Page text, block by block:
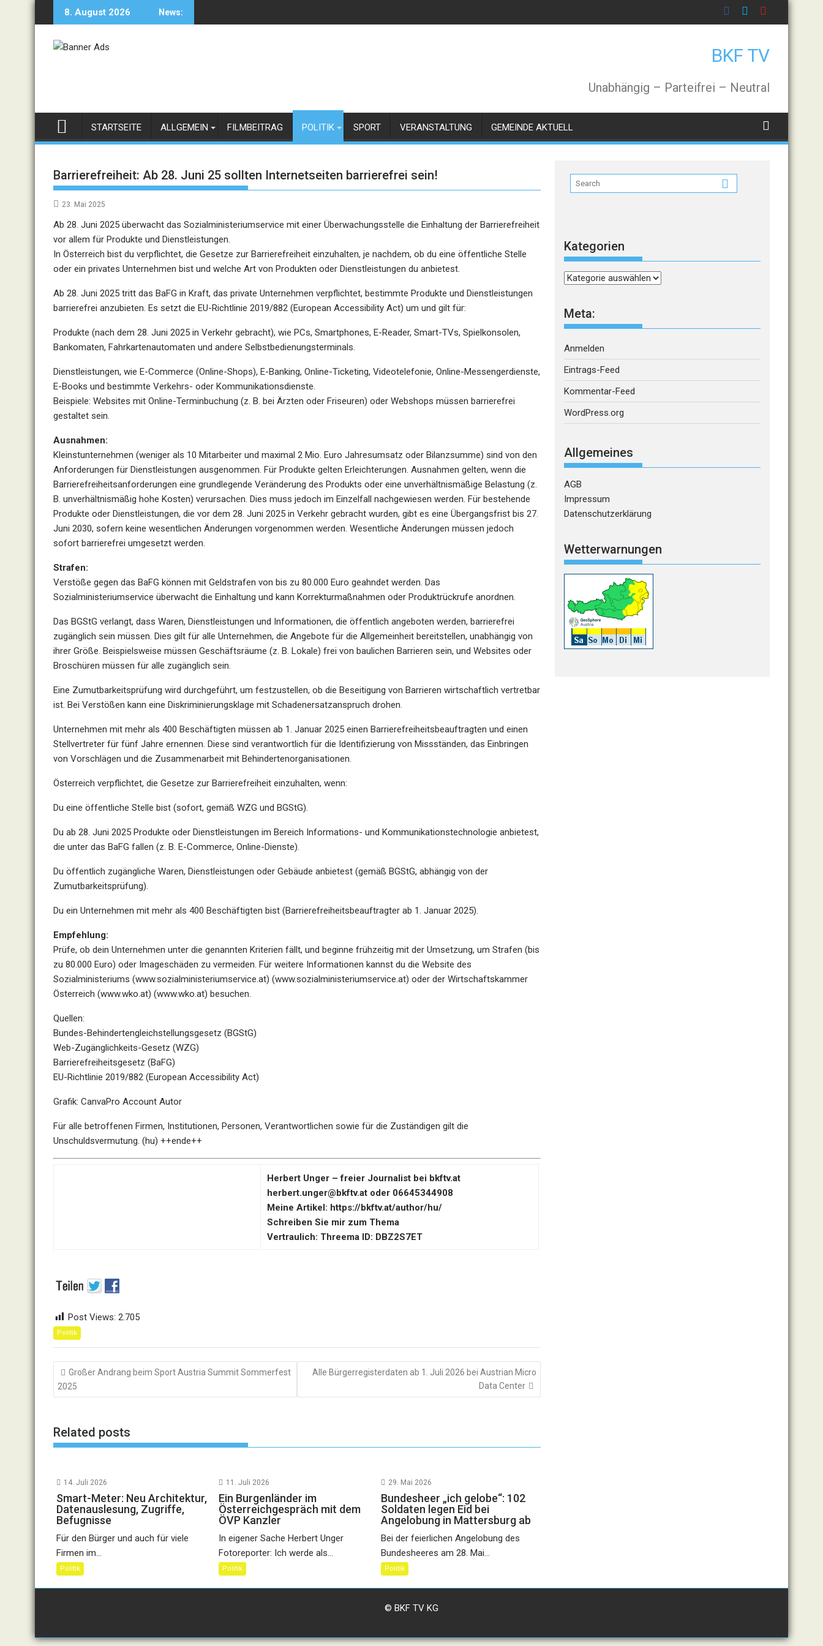
8. August 2026 News:
BKF TV
Unabhängig – Parteifrei – Neutral
STARTSEITE ALLGEMEIN FILMBEITRAG POLITIK SPORT VERANSTALTUNG GEMEINDE AKTUELL
Barrierefreiheit: Ab 28. Juni 25 sollten Internetseiten barrierefrei sein!
23. Mai 2025
Ab 28. Juni 2025 überwacht das Sozialministeriumservice mit einer Überwachungsstelle die Einhaltung der Barrierefreiheit
vor allem für Produkte und Dienstleistungen.
In Österreich bist du verpflichtet, die Gesetze zur Barrierefreiheit einzuhalten, je nachdem, ob du eine öffentliche Stelle
oder ein privates Unternehmen bist und welche Art von Produkten oder Dienstleistungen du anbietest.
Ab 28. Juni 2025 tritt das BaFG in Kraft, das private Unternehmen verpflichtet, bestimmte Produkte und Dienstleistungen
barrierefrei anzubieten. Es setzt die EU-Richtlinie 2019/882 (European Accessibility Act) um und gilt für:
Produkte (nach dem 28. Juni 2025 in Verkehr gebracht), wie PCs, Smartphones, E-Reader, Smart-TVs, Spielkonsolen,
Bankomaten, Fahrkartenautomaten und andere Selbstbedienungsterminals.
Dienstleistungen, wie E-Commerce (Online-Shops), E-Banking, Online-Ticketing, Videotelefonie, Online-Messengerdienste,
E-Books und bestimmte Verkehrs- oder Kommunikationsdienste.
Beispiele: Websites mit Online-Terminbuchung (z. B. bei Ärzten oder Friseuren) oder Webshops müssen barrierefrei
gestaltet sein.
Ausnahmen:
Kleinstunternehmen (weniger als 10 Mitarbeiter und maximal 2 Mio. Euro Jahresumsatz oder Bilanzsumme) sind von den
Anforderungen für Dienstleistungen ausgenommen. Für Produkte gelten Erleichterungen. Ausnahmen gelten, wenn die
Barrierefreiheitsanforderungen eine grundlegende Veränderung des Produkts oder eine unverhältnismäßige Belastung (z.
B. unverhältnismäßig hohe Kosten) verursachen. Dies muss jedoch im Einzelfall nachgewiesen werden. Für bestehende
Produkte oder Dienstleistungen, die vor dem 28. Juni 2025 in Verkehr gebracht wurden, gibt es eine Übergangsfrist bis 27.
Juni 2030, sofern keine wesentlichen Änderungen vorgenommen werden. Wesentliche Änderungen müssen jedoch
sofort barrierefrei umgesetzt werden.
Strafen:
Verstöße gegen das BaFG können mit Geldstrafen von bis zu 80.000 Euro geahndet werden. Das
Sozialministeriumservice überwacht die Einhaltung und kann Korrekturmaßnahmen oder Produktrückrufe anordnen.
Das BGStG verlangt, dass Waren, Dienstleistungen und Informationen, die öffentlich angeboten werden, barrierefrei
zugänglich sein müssen. Dies gilt für alle Unternehmen, die Angebote für die Allgemeinheit bereitstellen, unabhängig von
ihrer Größe. Beispielsweise müssen Geschäftsräume (z. B. Lokale) frei von baulichen Barrieren sein, und Websites oder
Broschüren müssen für alle zugänglich sein.
Eine Zumutbarkeitsprüfung wird durchgeführt, um festzustellen, ob die Beseitigung von Barrieren wirtschaftlich vertretbar
ist. Bei Verstößen kann eine Diskriminierungsklage mit Schadenersatzanspruch drohen.
Unternehmen mit mehr als 400 Beschäftigten müssen ab 1. Januar 2025 einen Barrierefreiheitsbeauftragten und einen
Stellvertreter für fünf Jahre ernennen. Diese sind verantwortlich für die Identifizierung von Missständen, das Einbringen
von Vorschlägen und die Zusammenarbeit mit Behindertenorganisationen.
Österreich verpflichtet, die Gesetze zur Barrierefreiheit einzuhalten, wenn:
Du eine öffentliche Stelle bist (sofort, gemäß WZG und BGStG).
Du ab 28. Juni 2025 Produkte oder Dienstleistungen im Bereich Informations- und Kommunikationstechnologie anbietest,
die unter das BaFG fallen (z. B. E-Commerce, Online-Dienste).
Du öffentlich zugängliche Waren, Dienstleistungen oder Gebäude anbietest (gemäß BGStG, abhängig von der
Zumutbarkeitsprüfung).
Du ein Unternehmen mit mehr als 400 Beschäftigten bist (Barrierefreiheitsbeauftragter ab 1. Januar 2025).
Empfehlung:
Prüfe, ob dein Unternehmen unter die genannten Kriterien fällt, und beginne frühzeitig mit der Umsetzung, um Strafen (bis
zu 80.000 Euro) oder Imageschäden zu vermeiden. Für weitere Informationen kannst du die Website des
Sozialministeriums (www.sozialministeriumservice.at) (www.sozialministeriumservice.at) oder der Wirtschaftskammer
Österreich (www.wko.at) (www.wko.at) besuchen.
Quellen:
Bundes-Behindertengleichstellungsgesetz (BGStG)
Web-Zugänglichkeits-Gesetz (WZG)
Barrierefreiheitsgesetz (BaFG)
EU-Richtlinie 2019/882 (European Accessibility Act)
Grafik: CanvaPro Account Autor
Für alle betroffenen Firmen, Institutionen, Personen, Verantwortlichen sowie für die Zuständigen gilt die
Unschuldsvermutung. (hu) ++ende++
Herbert Unger – freier Journalist bei bkftv.at
herbert.unger@bkftv.at oder 06645344908
Meine Artikel: https://bkftv.at/author/hu/
Schreiben Sie mir zum Thema
Vertraulich: Threema ID: DBZ2S7ET
Post Views: 2.705
Politik
Beitragsnavigation
Großer Andrang beim Sport Austria Summit Sommerfest
2025
Alle Bürgerregisterdaten ab 1. Juli 2026 bei Austrian Micro
Data Center
Related posts
14. Juli 2026
Smart-Meter: Neu Architektur,
Datenauslesung, Zugriffe,
Befugnisse
Für den Bürger und auch für viele
Firmen im...
Politik
11. Juli 2026
Ein Burgenländer im
Österreichgespräch mit dem
ÖVP Kanzler
In eigener Sache Herbert Unger
Fotoreporter: Ich werde als...
Politik
29. Mai 2026
Bundesheer „ich gelobe“: 102
Soldaten legen Eid bei
Angelobung in Mattersburg ab
Bei der feierlichen Angelobung des
Bundesheeres am 28. Mai...
Politik
Kategorien
Kategorien
Meta:
Anmelden
Eintrags-Feed
Kommentar-Feed
WordPress.org
Allgemeines
AGB
Impressum
Datenschutzerklärung
Wetterwarnungen
© BKF TV KG